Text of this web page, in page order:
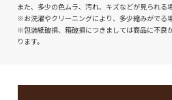
また、多少の色ムラ、汚れ、キズなどが見られる
※お洗濯やクリーニングにより、多少縮みがでる
※包装紙破損、箱破損につきましては商品に不良
ります。